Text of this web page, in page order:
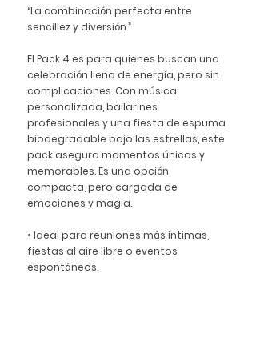
“La combinación perfecta entre
sencillez y diversión.”
El Pack 4 es para quienes buscan una
celebración llena de energía, pero sin
complicaciones. Con música
personalizada, bailarines
profesionales y una fiesta de espuma
biodegradable bajo las estrellas, este
pack asegura momentos únicos y
memorables. Es una opción
compacta, pero cargada de
emociones y magia.
• Ideal para reuniones más íntimas,
fiestas al aire libre o eventos
espontáneos.